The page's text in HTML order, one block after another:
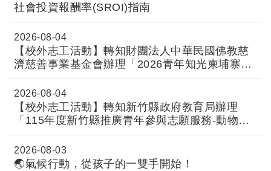
社會投資報酬率(SROI)指南
2026-08-04
【校外志工活動】轉知財團法人中華民國佛教慈
濟慈善事業基金會辦理「2026青年知光柬埔寨華
語國際伴學大學伴計畫」青年志工招募，歡迎各
位同學踴躍報名參加，請 查照
2026-08-04
【校外志工活動】轉知新竹縣政府教育局辦理
「115年度新竹縣推廣青年參與志願服務-動物守
護大行動、橫山秘境古道修復行動」，歡迎各位
同學踴躍報名參加，請 查照
2026-08-03
🌏氣候行動，從孩子的一雙手開始！